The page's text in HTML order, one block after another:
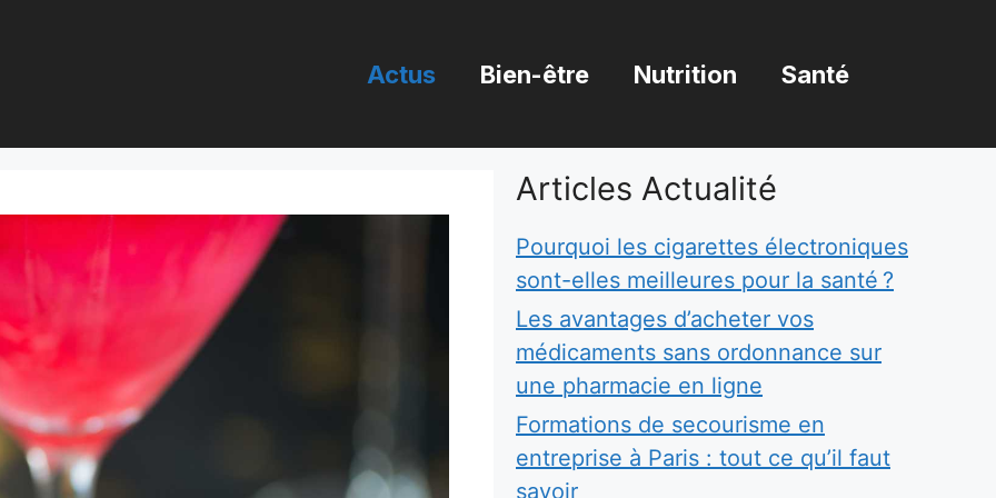
Actus Bien-être Nutrition Santé
Articles Actualité
Pourquoi les cigarettes électroniques
sont-elles meilleures pour la santé ?
Les avantages d’acheter vos
médicaments sans ordonnance sur
une pharmacie en ligne
Formations de secourisme en
entreprise à Paris : tout ce qu’il faut
savoir